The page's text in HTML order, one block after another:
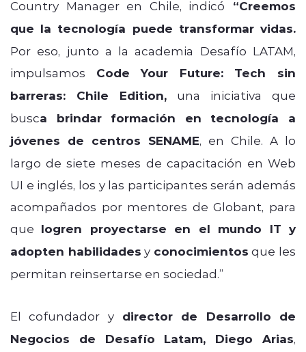
Country Manager en Chile, indicó “Creemos
que la tecnología puede transformar vidas.
Por eso, junto a la academia Desafío LATAM,
impulsamos Code Your Future: Tech sin
barreras: Chile Edition, una iniciativa que
busca brindar formación en tecnología a
jóvenes de centros SENAME, en Chile. A lo
largo de siete meses de capacitación en Web
UI e inglés, los y las participantes serán además
acompañados por mentores de Globant, para
que logren proyectarse en el mundo IT y
adopten habilidades y conocimientos que les
permitan reinsertarse en sociedad.”
El cofundador ydirector de Desarrollo de
Negocios de Desafío Latam, Diego Arias,